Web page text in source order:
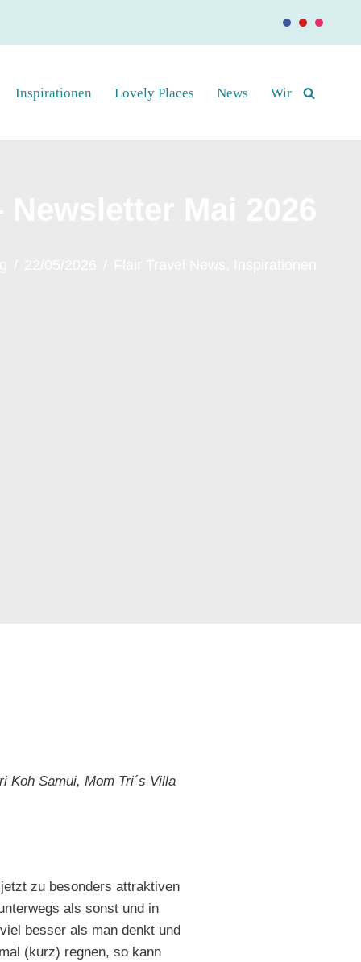
Inspirationen Lovely Places News Wir
Koh Samui, Mom Tri´s Villa
zu besonders attraktiven
als sonst und in
besser als man denkt und
(kurz) regnen, so kann